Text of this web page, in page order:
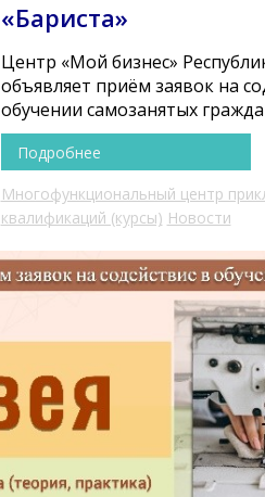
«Бариста»
Центр «Мой бизнес»
объявляет приём заявок на
обучении самозанятых
Подробнее
Многофункциональный центр
квалификаций (курсы) Новости